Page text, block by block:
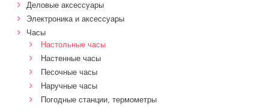
Деловые аксессуары
Электроника и аксессуары
Часы
Настольные часы
Настенные часы
Песочные часы
Наручные часы
Погодные станции, термометры